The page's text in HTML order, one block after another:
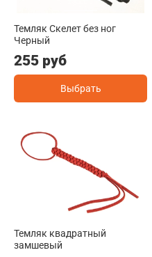
Темляк Скелет без ног
Черный
255 руб
Выбрать
Темляк квадратный
замшевый